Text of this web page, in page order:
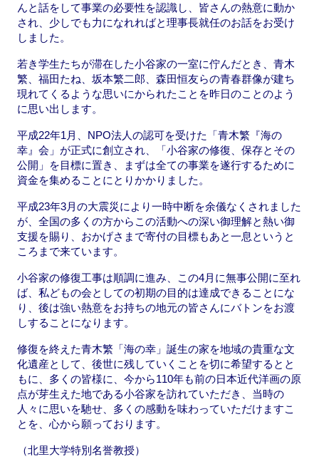
んと話をして事業の必要性を認識し、皆さんの熱意に動か
され、少しでも力になれればと理事長就任のお話をお受け
しました。
若き学生たちが滞在した小谷家の一室に佇んだとき、青木
繁、福田たね、坂本繁二郎、森田恒友らの青春群像が建ち
現れてくるような思いにかられたことを昨日のことのよう
に思い出します。
平成22年1月、NPO法人の認可を受けた「青木繁『海の
幸』会」が正式に創立され、「小谷家の修復、保存とその
公開」を目標に置き、まずは全ての事業を遂行するために
資金を集めることにとりかかりました。
平成23年3月の大震災により一時中断を余儀なくされました
が、全国の多くの方からこの活動への深い御理解と熱い御
支援を賜り、おかげさまで寄付の目標もあと一息というと
ころまで来ています。
小谷家の修復工事は順調に進み、この4月に無事公開に至れ
ば、私どもの会としての初期の目的は達成できることにな
り、後は強い熱意をお持ちの地元の皆さんにバトンをお渡
しすることになります。
修復を終えた青木繁「海の幸」誕生の家を地域の貴重な文
化遺産として、後世に残していくことを切に希望するとと
もに、多くの皆様に、今から110年も前の日本近代洋画の原
点が芽生えた地である小谷家を訪れていただき、当時の
人々に思いを馳せ、多くの感動を味わっていただけますこ
とを、心から願っております。
（北里大学特別名誉教授）